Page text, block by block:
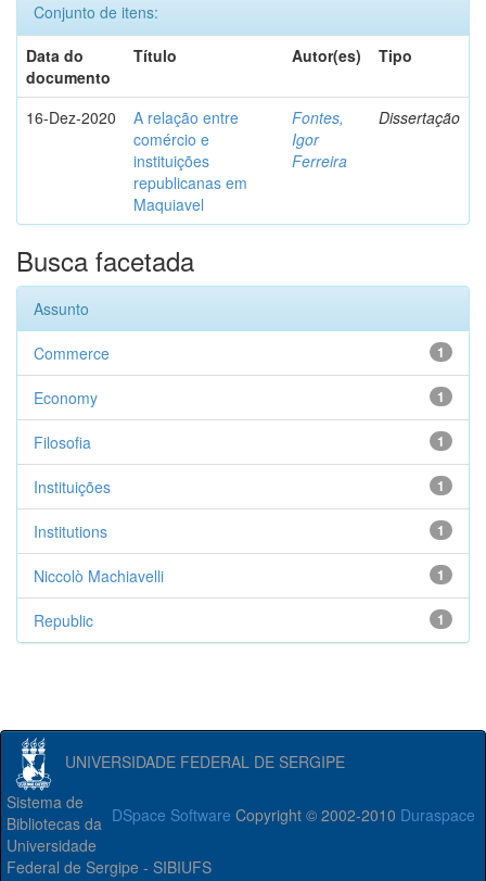
Conjunto de itens:
Data do
documento
Título Autor(es) Tipo
16-Dez-2020
A relação entre
comércio e
instituições
republicanas em
Maquiavel
Fontes,
Igor
Ferreira
Dissertação
Busca facetada
Assunto
1
Commerce
1
Economy
1
Filosofia
1
Instituições
1
Institutions
1
Niccolò Machiavelli
1
Republic
UNIVERSIDADE FEDERAL DE SERGIPE
DSpace Software Copyright © 2002-2010 Duraspace
Sistema de
Bibliotecas da
Universidade
Federal de Sergipe - SIBIUFS